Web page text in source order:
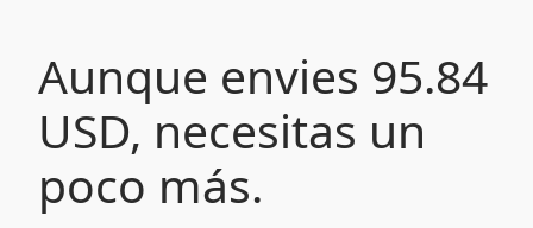
Aunque envies 95.84
USD, necesitas un
poco más.